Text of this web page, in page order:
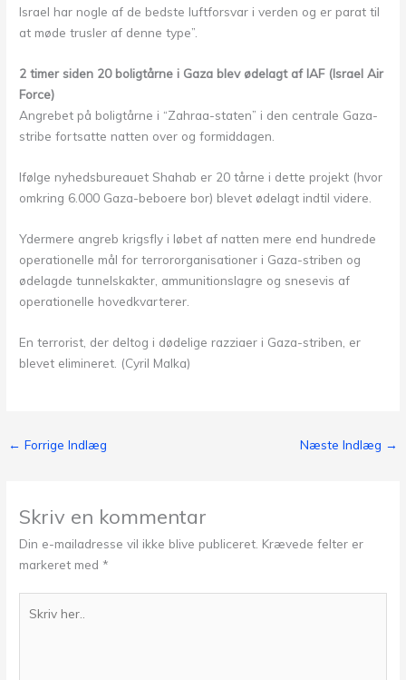
Israel har nogle af de bedste luftforsvar i verden og er parat til
at møde trusler af denne type”.
2 timer siden 20 boligtårne i Gaza blev ødelagt af IAF (Israel Air
Force)
Angrebet på boligtårne i “Zahraa-staten” i den centrale Gaza-
stribe fortsatte natten over og formiddagen.
Ifølge nyhedsbureauet Shahab er 20 tårne ​​i dette projekt (hvor
omkring 6.000 Gaza-beboere bor) blevet ødelagt indtil videre.
Ydermere angreb krigsfly i løbet af natten mere end hundrede
operationelle mål for terrororganisationer i Gaza-striben og
ødelagde tunnelskakter, ammunitionslagre og snesevis af
operationelle hovedkvarterer.
En terrorist, der deltog i dødelige razziaer i Gaza-striben, er
blevet elimineret. (Cyril Malka)
← Forrige Indlæg Næste Indlæg →
Skriv en kommentar
Din e-mailadresse vil ikke blive publiceret. Krævede felter er
markeret med *
her..